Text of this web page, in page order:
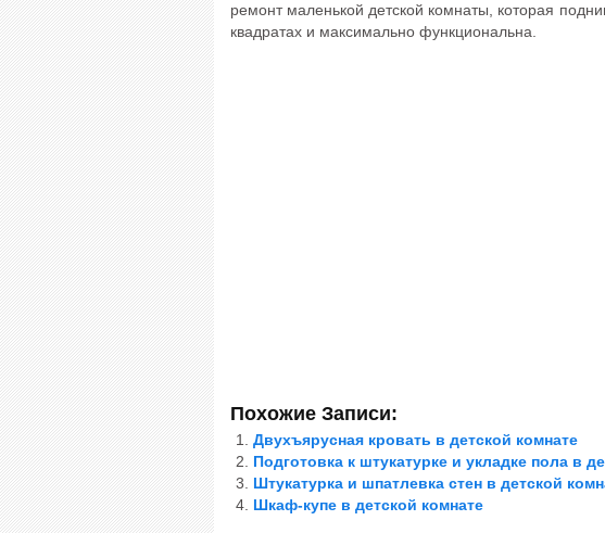
ремонт маленькой детской комнаты, которая
квадратах и максимально функциональна.
Похожие Записи:
Двухъярусная кровать в детской комнате
Подготовка к штукатурке и укладке пола в
Штукатурка и шпатлевка стен в детской
Шкаф-купе в детской комнате